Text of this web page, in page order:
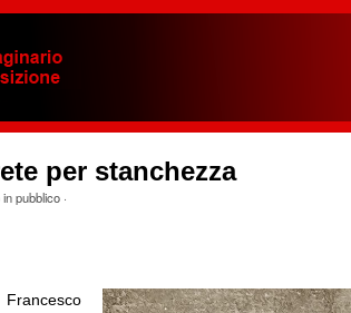
per stanchezza
in pubblico·